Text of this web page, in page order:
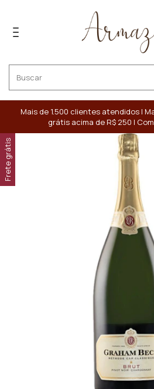
Mais de 1.500 clientes atendidos |
grátis acima de R$ 250 |
Frete grátis